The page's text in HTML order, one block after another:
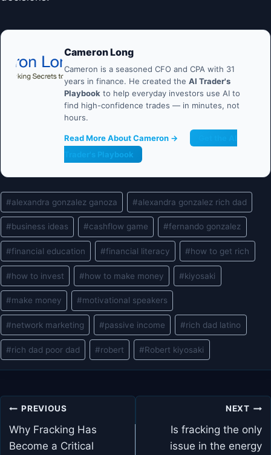
Cameron Long
Cameron is a seasoned CFO and CPA with 31
years in finance. He created the AI Trader's
Playbook to help everyday investors use AI to
find high-confidence trades — in minutes, not
hours.
Read More About Cameron →
Trader's Playbook
Post
Tags:
#alexandra gonzalez ganoza #alexandra gonzalez rich dad
#business ideas #cashflow game #fernando gonzalez
#financial education #financial literacy #how to get rich
#how to invest #how to make money #kiyosaki
#make money #motivational speakers
#network marketing #passive income #rich dad latino
#rich dad poor dad #robert #Robert kiyosaki
Post
navigation
PREVIOUS
Why Fracking Has
Become a Critical
NEXT
Is fracking the only
issue in the energy